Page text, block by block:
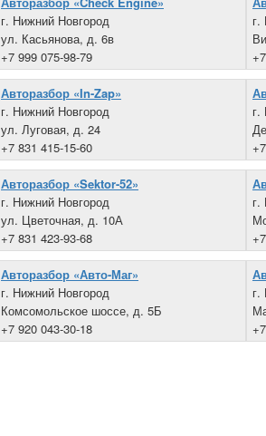
г. Нижний Новгород
ул. Касьянова, д. 6в
+7 999 075-98-79
г.
Авторазбор «In-Zap»
г. Нижний Новгород
ул. Луговая, д. 24
+7 831 415-15-60
г.
Авторазбор «Sektor-52»
г. Нижний Новгород
ул. Цветочная, д. 10А
+7 831 423-93-68
г.
Авторазбор «Авто-Маг»
г. Нижний Новгород
Комсомольское шоссе, д. 5Б
+7 920 043-30-18
г.